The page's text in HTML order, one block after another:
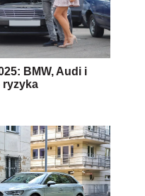
BMW, Audi i
ryzyka